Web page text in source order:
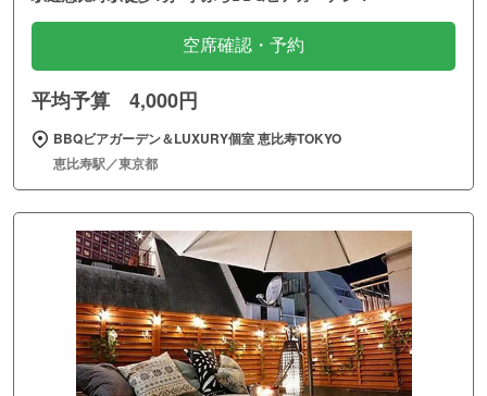
空席確認・予約
平均予算 4,000円
BBQビアガーデン＆LUXURY個室 恵比寿TOKYO
恵比寿駅／東京都